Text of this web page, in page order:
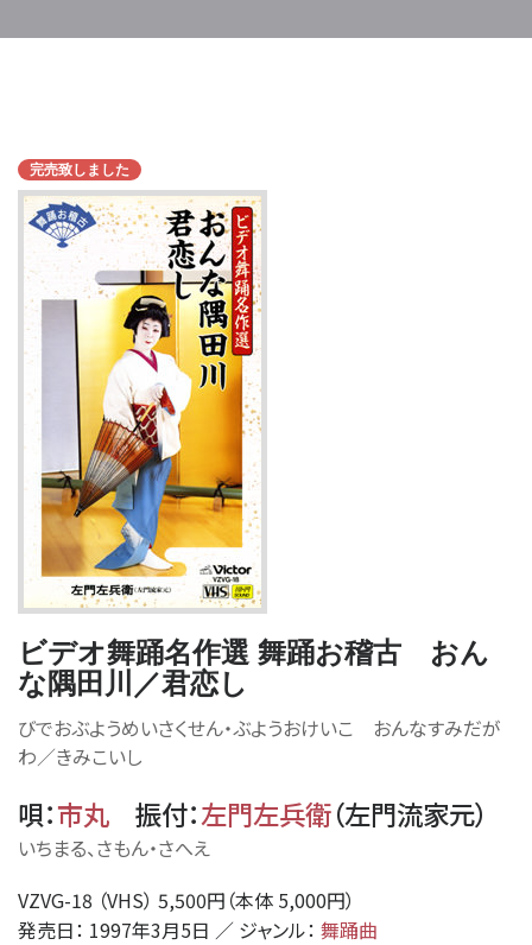
完売致しました
ビデオ舞踊名作選 舞踊お稽古 おん
な隅田川／君恋し
びでおぶようめいさくせん・ぶようおけいこ おんなすみだが
わ／きみこいし
唄：市丸 振付：左門左兵衛（左門流家元）
いちまる、さもん・さへえ
VZVG-18 （VHS） 5,500円（本体 5,000円）
発売日： 1997年3月5日 ／ ジャンル： 舞踊曲